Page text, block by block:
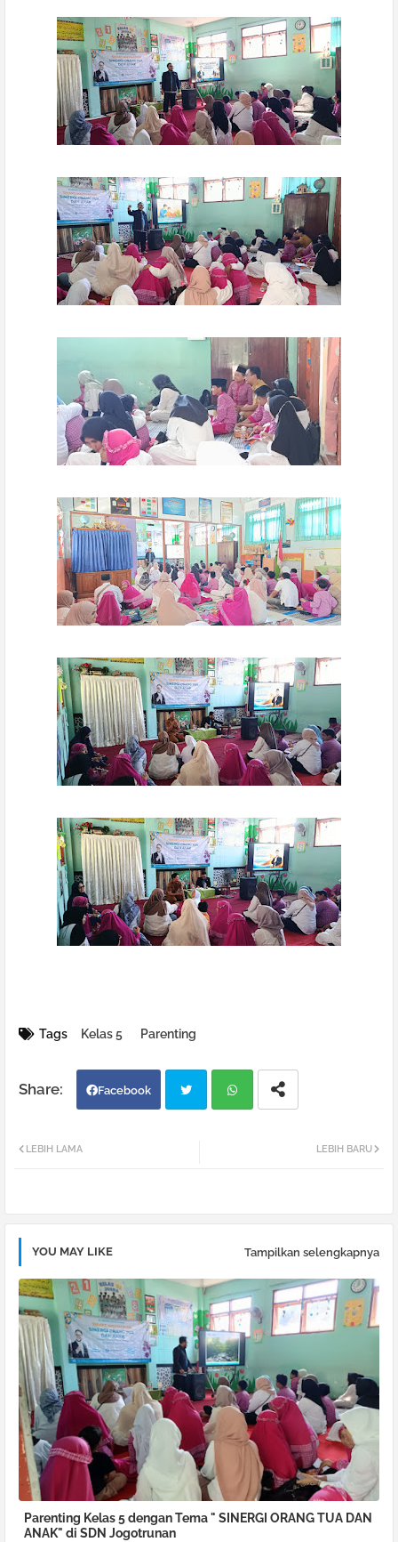
Tags Kelas 5 Parenting
Facebook
pp
LEBIH BARU
LEBIH LAMA
YOU MAY LIKE Tampilkan selengkapnya
Parenting Kelas 5 dengan Tema " SINERGI ORANG TUA DAN
ANAK" di SDN Jogotrunan